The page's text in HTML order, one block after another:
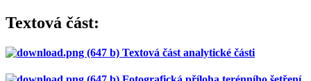
Textová část:
Textová část analytické části